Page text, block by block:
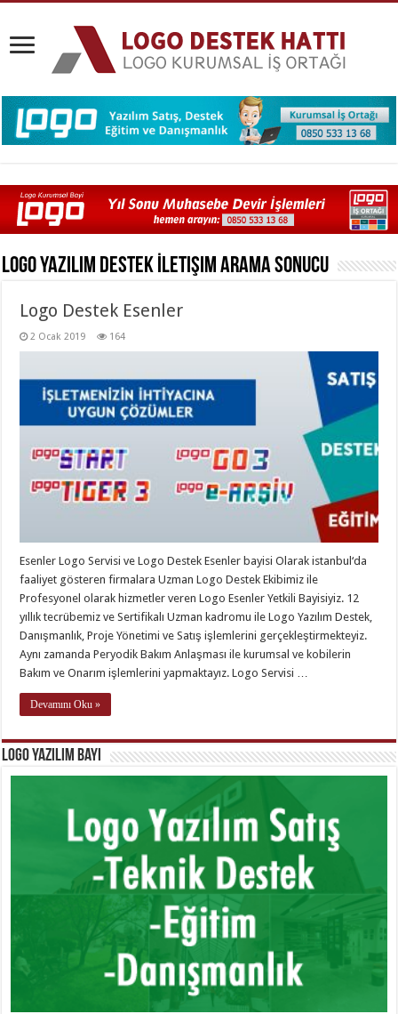
Logo Yazılım Destek İletişimArama Sonucu
Logo Destek Esenler
2 Ocak 2019 164
Esenler Logo Servisi ve Logo Destek Esenler bayisi Olarak istanbul‘da
faaliyet gösteren firmalara Uzman Logo Destek Ekibimiz ile
Profesyonel olarak hizmetler veren Logo Esenler Yetkili Bayisiyiz. 12
yıllık tecrübemiz ve Sertifikalı Uzman kadromu ile Logo Yazılım Destek,
Danışmanlık, Proje Yönetimi ve Satış işlemlerini gerçekleştirmekteyiz.
Aynı zamanda Peryodik Bakım Anlaşması ile kurumsal ve kobilerin
Bakım ve Onarım işlemlerini yapmaktayız. Logo Servisi …
Devamını Oku »
Logo Yazılım Bayi